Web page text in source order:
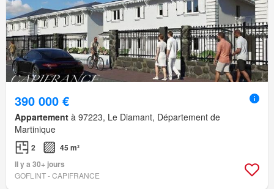
390 000 €
Appartement à 97223, Le Diamant, Département de
Martinique
2
45 m²
Il y a 30+ jours
GOFLINT - CAPIFRANCE